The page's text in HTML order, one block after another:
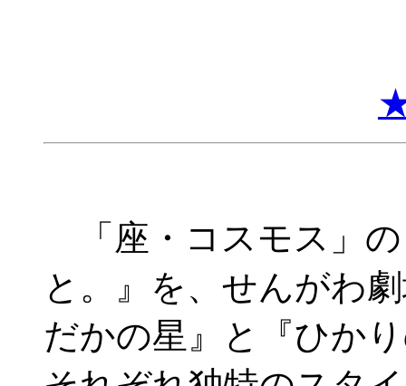
「座・コスモス」
と。』を、せんがわ
だかの星』と『ひか